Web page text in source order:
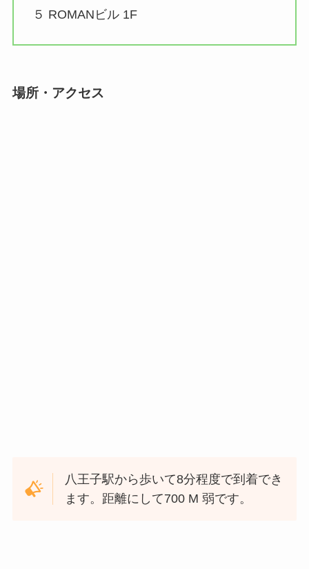
５ ROMANビル 1F
場所・アクセス
八王子駅から歩いて8分程度で到着でき
ます。距離にして700 M 弱です。